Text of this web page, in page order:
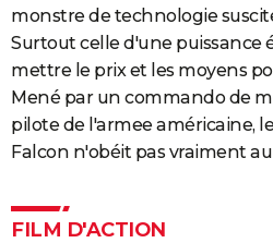
Carte de Noël
Carte Bonne année
Carte Saint-Valentin
Carte Pâques
Carte d'anniversaire
DICTIONNAIRE
PROGRAMME TV
COPAINS D'AVANT
S'inscrire
Se connecter
Lycées
Collèges
Primaires
Universités
Entreprises
Service militaire
Avis de recherche
AVIS DE DÉCÈS
Bricolage
Lifestyle
Culture
Sport
Auto
Television
Voyage
Cinema
monstre de technologie
Surtout celle d'une puissance
mettre le prix et les moyens
Mené par un commando de
pilote de l'armee américaine,
Falcon n'obéit pas vraiment
FILM D'ACTION